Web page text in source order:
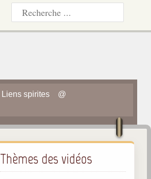
Liens spirites @
Thèmes des vidéos